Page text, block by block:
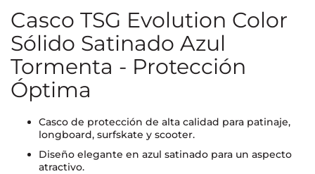
Casco TSG Evolution Color
Sólido Satinado Azul
Tormenta - Protección
Óptima
Casco de protección de alta calidad para patinaje,
longboard, surfskate y scooter.
Diseño elegante en azul satinado para un aspecto
atractivo.